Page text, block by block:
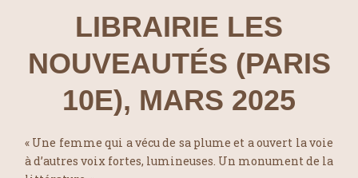
LIBRAIRIE LES
NOUVEAUTÉS (PARIS
10E), MARS 2025
« Une femme qui a vécu de sa plume et a ouvert la voie
à d’autres voix fortes, lumineuses. Un monument de la